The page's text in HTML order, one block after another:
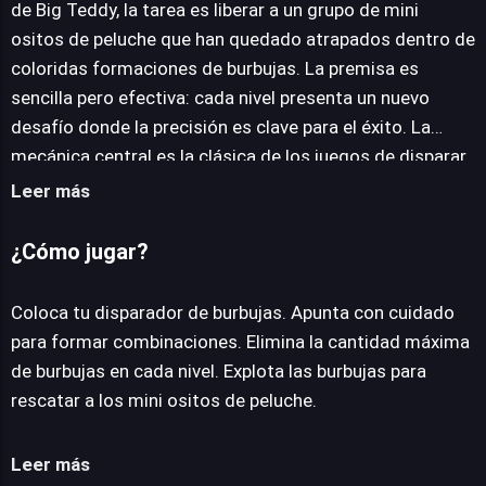
de Big Teddy, la tarea es liberar a un grupo de mini
ositos de peluche que han quedado atrapados dentro de
coloridas formaciones de burbujas. La premisa es
sencilla pero efectiva: cada nivel presenta un nuevo
desafío donde la precisión es clave para el éxito. La
mecánica central es la clásica de los juegos de disparar
burbujas. Los jugadores deben posicionar
disparar burbujas para crear combinaciones de tres o
objetivo principal no es solo despejar la pantalla, sino
optimizar cada tiro para rescatar la mayor cantidad
posible de mini ositos, lo que añade una capa de
estrategia a la acción. Este enfoque en la eficiencia y la
adictivo. Diseñado para la accesibilidad inmediata, el
Leer más
¿Cómo jugar?
Coloca tu disparador de burbujas. Apunta con cuidado
para formar combinaciones. Elimina la cantidad máxima
de burbujas en cada nivel. Explota las burbujas para
rescatar a los mini ositos de peluche.
Leer más